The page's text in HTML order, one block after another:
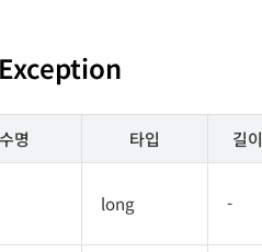
명 타입 길이
long -